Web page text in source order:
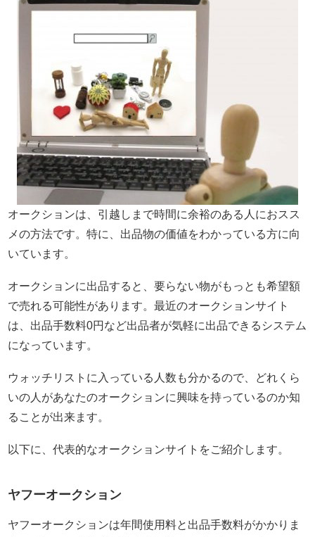
オークションは、引越しまで時間に余裕のある人におスス
メの方法です。特に、出品物の価値をわかっている方に向
いています。
オークションに出品すると、要らない物がもっとも希望額
で売れる可能性があります。最近のオークションサイト
は、出品手数料0円など出品者が気軽に出品できるシステム
になっています。
ウォッチリストに入っている人数も分かるので、どれくら
いの人があなたのオークションに興味を持っているのか知
ることが出来ます。
以下に、代表的なオークションサイトをご紹介します。
ヤフーオークション
ヤフーオークションは年間使用料と出品手数料がかかりま